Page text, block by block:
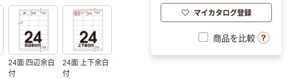
24面 四辺余白
付
24面 上下余白
付
マイカタログ登録
商品を比較